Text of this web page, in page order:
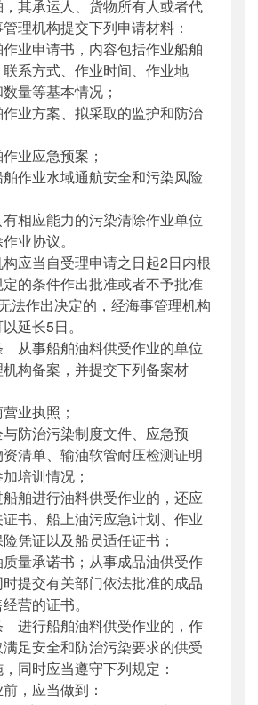
其承运人、货物所有人或者代
理机构提交下列申请材料：
申请书，内容包括作业船舶
系方式、作业时间、作业地
量等基本情况；
方案、拟采取的监护和防治
业应急预案；
业水域通航安全和污染风险
应能力的污染清除作业单位
业协议。
当自受理申请之日起2日内根
的条件作出批准或者不予批准
法作出决定的，经海事管理机构
以延长5日。
事船舶油料供受作业的单位
构备案，并提交下列备案材
业执照；
治污染制度文件、应急预
清单、输油软管耐压检测证明
培训情况；
进行油料供受作业的，还应
书、船上油污应急计划、作业
凭证以及船员适任证书；
承诺书；从事成品油供受作
提交有关部门依法批准的成品
营的证书。
行船舶油料供受作业的，作
足安全和防治污染要求的供受
同时应当遵守下列规定：
，应当做到：